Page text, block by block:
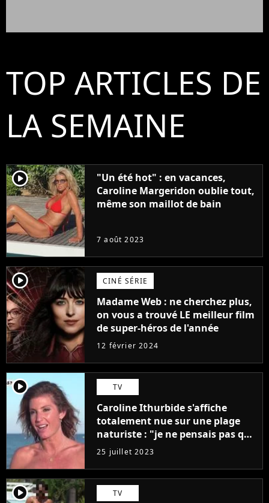
TOP ARTICLES DE
LA SEMAINE
player2
"Un été hot" : en vacances,
Caroline Margeridon oublie tout,
même son maillot de bain
7 août 2023
player2 CINÉ SÉRIE
Madame Web : ne cherchez plus,
on vous a trouvé LE meilleur film
de super-héros de l'année
12 février 2024
player2 TV
Caroline Ithurbide s'affiche
totalement nue sur une plage
naturiste : "je ne pensais pas que
j'arriverais à le faire..."
25 juillet 2023
player2 TV